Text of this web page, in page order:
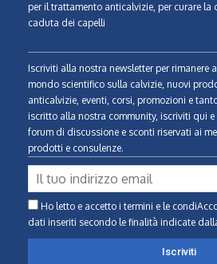
per il trattamento anticalvizie, per curare la
caduta dei capelli
Iscriviti alla nostra newsletter per rimanere
mondo scientifico sulla calvizie, nuovi
anticalvizie, eventi, corsi, promozioni e
iscritto alla nostra community, iscriviti qui
forum di discussione e sconti riservati ai
prodotti e consulenze.
Ho letto e accetto i termini e le
dati inseriti secondo le finalità indicate